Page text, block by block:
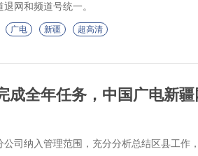
网和频道号统一。
广电 新疆 超高清
成全年任务，中国广电新
司纳入管理范围，充分分析总结区县工作